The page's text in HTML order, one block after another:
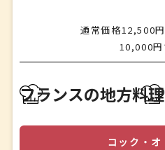
通常価格12,500円
10,000円
アミューズ
✤
✤
フランスの地方料理
コック・オ